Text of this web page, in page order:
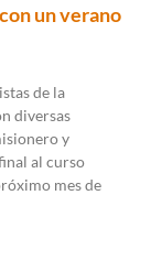
un verano
de la
diversas
y
al curso
mes de